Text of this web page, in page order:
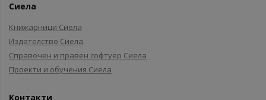
Сиела
Книжарници Сиела
Издателство Сиела
Справочен и правен софтуер Сиела
Проекти и обучения Сиела
Контакти